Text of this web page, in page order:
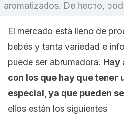
aromatizados. De hecho,
El mercado está lleno de
bebés y tanta variedad e
puede ser abrumadora. Hay
con los que hay que tener
especial, ya que pueden
ellos están los siguientes.